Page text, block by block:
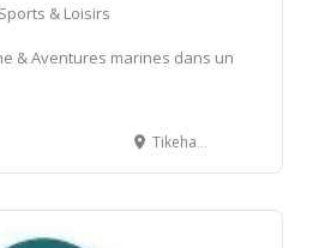
& Loisirs
& Aventures marines dans un
Tikehau – Pension Justine, Tuherahera